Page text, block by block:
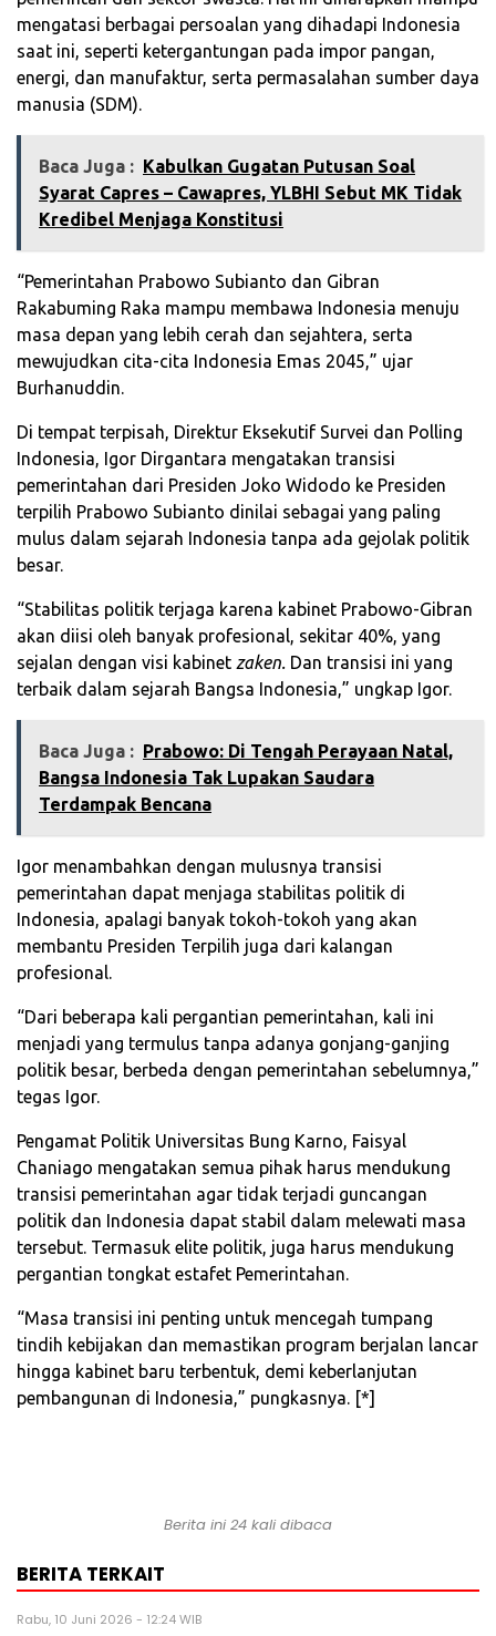
mengatasi berbagai persoalan yang dihadapi Indonesia
saat ini, seperti ketergantungan pada impor pangan,
energi, dan manufaktur, serta permasalahan sumber daya
manusia (SDM).
Baca Juga : Kabulkan Gugatan Putusan Soal
Syarat Capres – Cawapres, YLBHI Sebut MK Tidak
Kredibel Menjaga Konstitusi
“Pemerintahan Prabowo Subianto dan Gibran
Rakabuming Raka mampu membawa Indonesia menuju
masa depan yang lebih cerah dan sejahtera, serta
mewujudkan cita-cita Indonesia Emas 2045,” ujar
Burhanuddin.
Di tempat terpisah, Direktur Eksekutif Survei dan Polling
Indonesia, Igor Dirgantara mengatakan transisi
pemerintahan dari Presiden Joko Widodo ke Presiden
terpilih Prabowo Subianto dinilai sebagai yang paling
mulus dalam sejarah Indonesia tanpa ada gejolak politik
besar.
“Stabilitas politik terjaga karena kabinet Prabowo-Gibran
akan diisi oleh banyak profesional, sekitar 40%, yang
sejalan dengan visi kabinet zaken. Dan transisi ini yang
terbaik dalam sejarah Bangsa Indonesia,” ungkap Igor.
Baca Juga : Prabowo: Di Tengah Perayaan Natal,
Bangsa Indonesia Tak Lupakan Saudara
Terdampak Bencana
Igor menambahkan dengan mulusnya transisi
pemerintahan dapat menjaga stabilitas politik di
Indonesia, apalagi banyak tokoh-tokoh yang akan
membantu Presiden Terpilih juga dari kalangan
profesional.
“Dari beberapa kali pergantian pemerintahan, kali ini
menjadi yang termulus tanpa adanya gonjang-ganjing
politik besar, berbeda dengan pemerintahan sebelumnya,”
tegas Igor.
Pengamat Politik Universitas Bung Karno, Faisyal
Chaniago mengatakan semua pihak harus mendukung
transisi pemerintahan agar tidak terjadi guncangan
politik dan Indonesia dapat stabil dalam melewati masa
tersebut. Termasuk elite politik, juga harus mendukung
pergantian tongkat estafet Pemerintahan.
“Masa transisi ini penting untuk mencegah tumpang
tindih kebijakan dan memastikan program berjalan lancar
hingga kabinet baru terbentuk, demi keberlanjutan
pembangunan di Indonesia,” pungkasnya. [*]
Berita ini 24 kali dibaca
BERITA TERKAIT
Rabu, 10 Juni 2026 - 12:24 WIB